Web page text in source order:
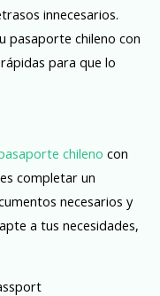
innecesarios.
pasaporte chileno con
para que lo
chileno con
completar un
necesarios y
a tus necesidades,